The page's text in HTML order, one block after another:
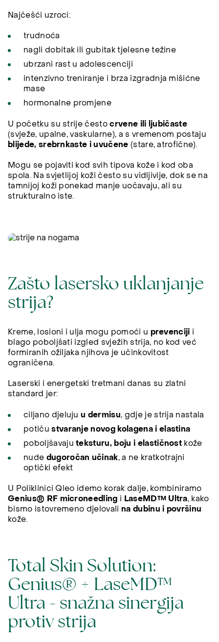
Najčešći uzroci:
trudnoća
nagli dobitak ili gubitak tjelesne težine
ubrzani rast u adolescenciji
intenzivno treniranje i brza izgradnja mišićne
mase
hormonalne promjene
U početku su strije čestocrvene ili ljubičaste
(svježe, upalne, vaskularne), a s vremenom postaju
blijede, srebrnkaste i uvučene (stare, atrofične).
Mogu se pojaviti kod svih tipova kože i kod oba
spola. Na svjetlijoj koži često su vidljivije, dok se na
tamnijoj koži ponekad manje uočavaju, ali su
strukturalno iste.
Zašto lasersko uklanjanje
strija?
Kreme, losioni i ulja mogu pomoći u prevenciji i
blago poboljšati izgled svježih strija, no kod već
formiranih ožiljaka njihova je učinkovitost
ograničena.
Laserski i energetski tretmani danas su zlatni
standard jer:
ciljano djelujuu dermisu, gdje je strija nastala
potičustvaranje novog kolagena i elastina
poboljšavajuteksturu, boju i elastičnost kože
nude dugoročan učinak, a ne kratkotrajni
optički efekt
U Poliklinici Qleo idemo korak dalje, kombiniramo
Genius® RF microneedling i LaseMD™ Ultra, kako
bismo istovremeno djelovali na dubinu i površinu
kože.
Total Skin Solution:
Genius® + LaseMD™
Ultra - snažna sinergija
protiv strija